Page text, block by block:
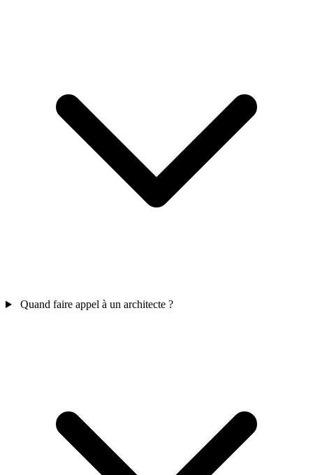
Quand faire appel à un architecte ?